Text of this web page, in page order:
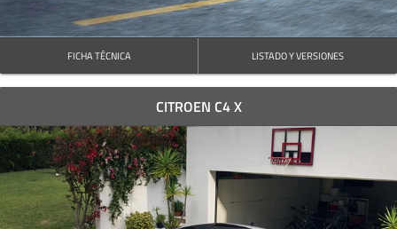
FICHA TÉCNICA LISTADO Y VERSIONES
CITROEN C4 X